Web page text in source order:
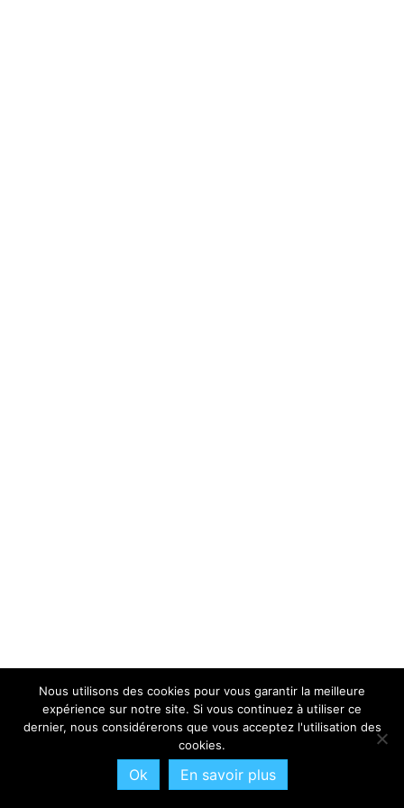
Nous utilisons des cookies pour vous garantir la meilleure
expérience sur notre site. Si vous continuez à utiliser ce
dernier, nous considérerons que vous acceptez l'utilisation des
cookies.
Ok En savoir plus